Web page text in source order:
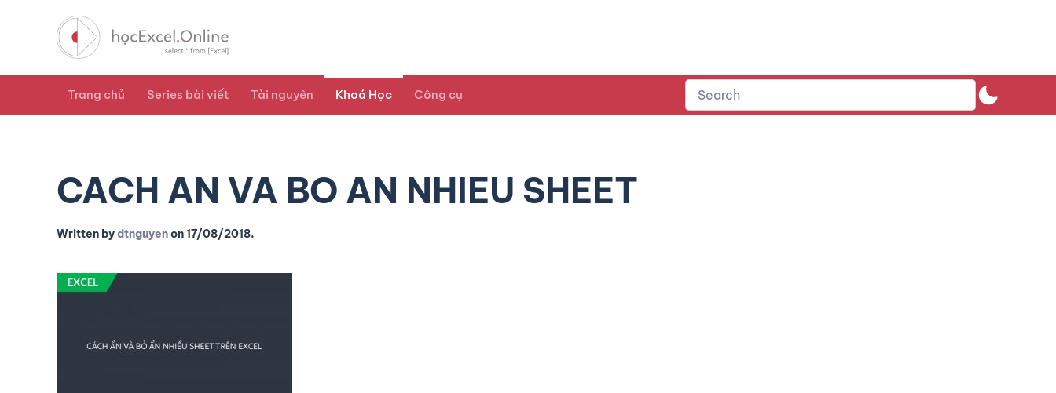
Trang chủ Series bài viết Tài nguyên Khoá Học Công cụ
CACH AN VA BO AN NHIEU SHEET
Written bydtnguyenon17/08/2018.